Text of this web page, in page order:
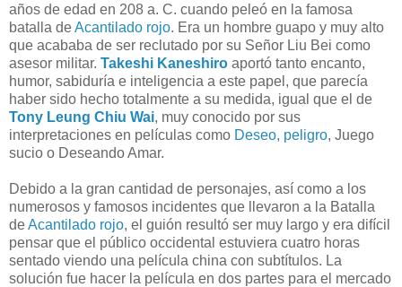
años de edad en 208 a. C. cuando peleó en la famosa
batalla deAcantilado rojo. Era un hombre guapo y muy alto
que acababa de ser reclutado por su Señor Liu Bei como
asesor militar. Takeshi Kaneshiro aportó tanto encanto,
humor, sabiduría e inteligencia a este papel, que parecía
haber sido hecho totalmente a su medida, igual que el de
Tony Leung Chiu Wai, muy conocido por sus
interpretaciones en películas como Deseo, peligro, Juego
sucio o Deseando Amar.
Debido a la gran cantidad de personajes, así como a los
numerosos y famosos incidentes que llevaron a la Batalla
deAcantilado rojo, el guión resultó ser muy largo y era difícil
pensar que el público occidental estuviera cuatro horas
sentado viendo una película china con subtítulos. La
solución fue hacer la película en dos partes para el mercado